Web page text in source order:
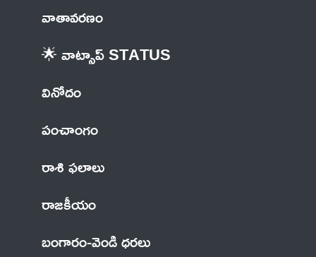
వాతావరణం
🌟 వాట్సాప్ STATUS
వినోదం
పంచాంగం
రాశి ఫలాలు
రాజకీయం
బంగారం-వెండి ధరలు